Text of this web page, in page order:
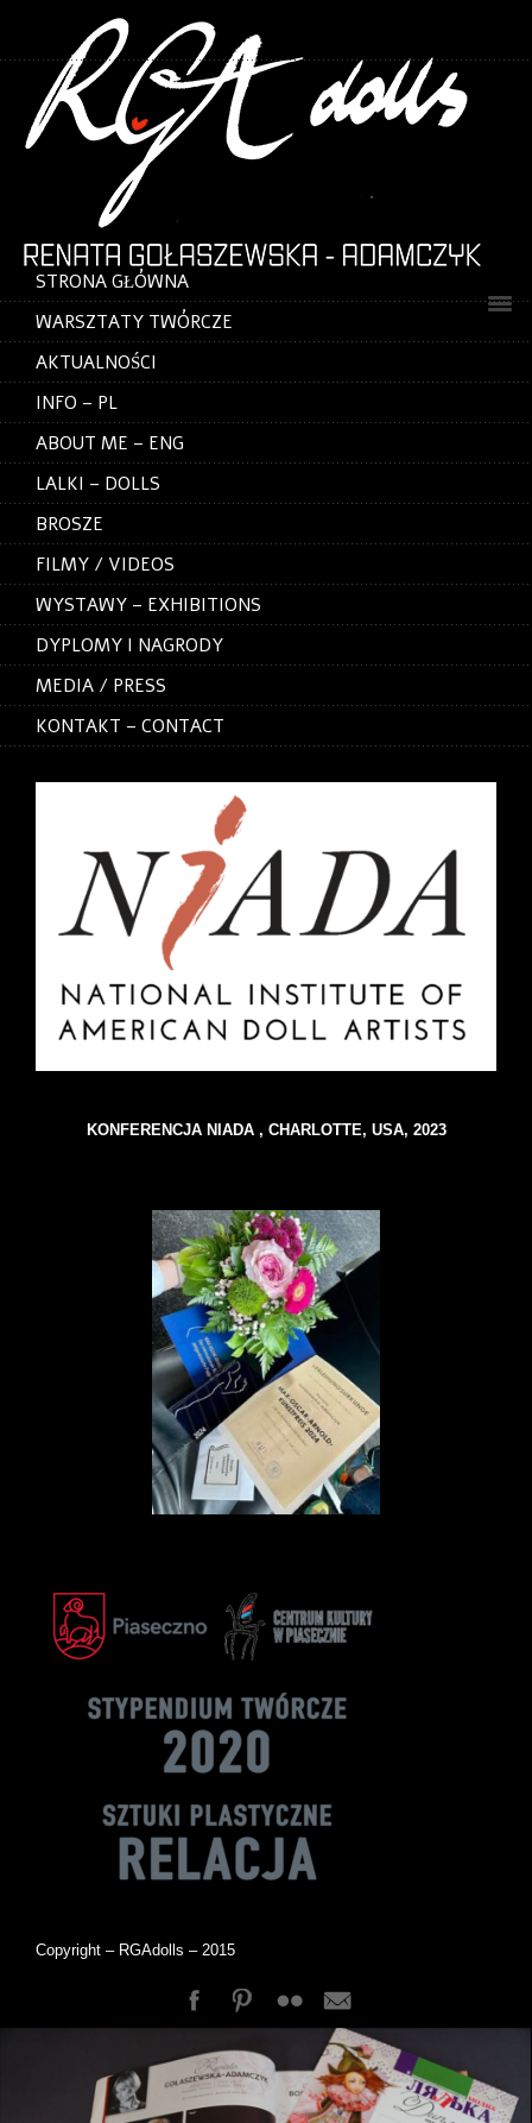
STRONA GŁÓWNA
WARSZTATY TWÓRCZE
AKTUALNOŚCI
INFO – PL
ABOUT ME – ENG
LALKI – DOLLS
BROSZE
FILMY / VIDEOS
WYSTAWY – EXHIBITIONS
DYPLOMY I NAGRODY
MEDIA / PRESS
KONTAKT – CONTACT
KONFERENCJA NIADA , CHARLOTTE, USA, 2023
Copyright – RGAdolls – 2015